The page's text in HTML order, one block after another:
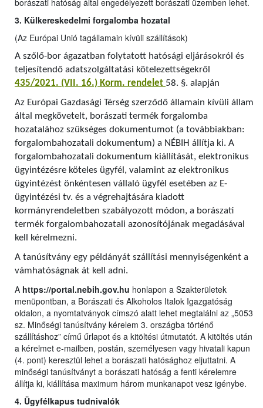
borászati hatóság által engedélyezett borászati üzemben lehet.
3. Külkereskedelmi forgalomba hozatal
(Az Európai Unió tagállamain kívüli szállítások)
A szőlő-bor ágazatban folytatott hatósági eljárásokról és
teljesítendő adatszolgáltatási kötelezettségekről
435/2021. (VII. 16.) Korm. rendelet 58. §. alapján
Az Európai Gazdasági Térség szerződő államain kívüli állam
által megkövetelt, borászati termék forgalomba
hozatalához szükséges dokumentumot (a továbbiakban:
forgalombahozatali dokumentum) a NÉBIH állítja ki. A
forgalombahozatali dokumentum kiállítását, elektronikus
ügyintézésre köteles ügyfél, valamint az elektronikus
ügyintézést önkéntesen vállaló ügyfél esetében az E-
ügyintézési tv. és a végrehajtására kiadott
kormányrendeletben szabályozott módon, a borászati
termék forgalombahozatali azonosítójának megadásával
kell kérelmezni.
A tanúsítvány egy példányát szállítási mennyiségenként a
vámhatóságnak át kell adni.
A https://portal.nebih.gov.hu honlapon a Szakterületek
menüpontban, a Borászati és Alkoholos Italok Igazgatóság
oldalon, a nyomtatványok címszó alatt lehet megtalálni az „5053
sz. Minőségi tanúsítvány kérelem 3. országba történő
szállításhoz” című űrlapot és a kitöltési útmutatót. A kitöltés után
a kérelmet e-mailben, postán, személyesen vagy hivatali kapun
(4. pont) keresztül lehet a borászati hatósághoz eljuttatni. A
minőségi tanúsítványt a borászati hatóság a fenti kérelemre
állítja ki, kiállítása maximum három munkanapot vesz igénybe.
4. Ügyfélkapus tudnivalók